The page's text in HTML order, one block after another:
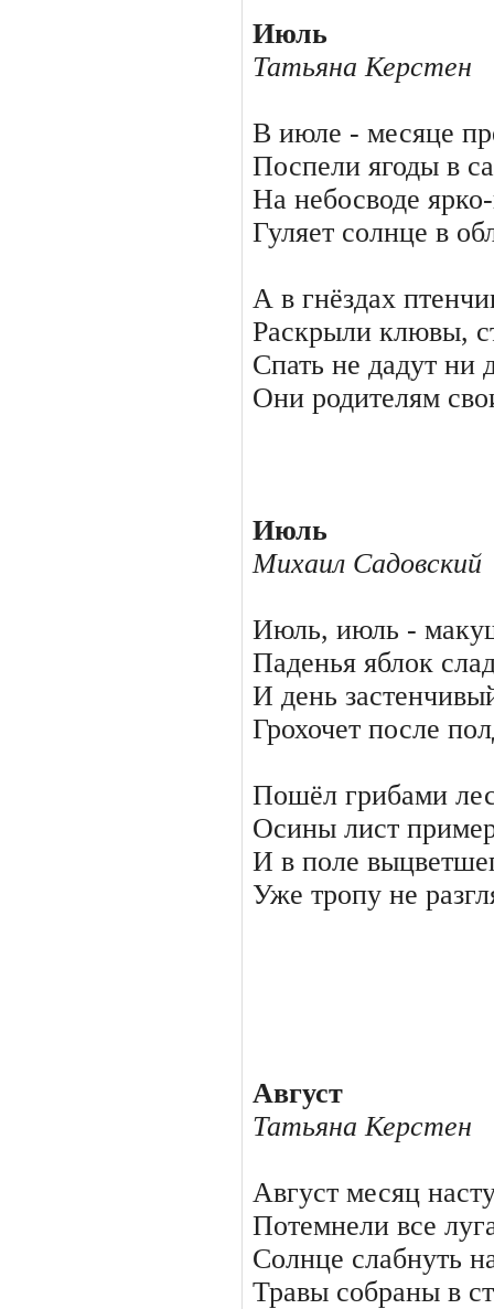
Июль
Татьяна Керстен
В июле - месяце
Поспели ягоды в
На небосводе
Гуляет солнце в
А в гнёздах
Раскрыли клювы,
Спать не дадут ни
Они родителям
Июль
Михаил Садовский
Июль, июль -
Паденья яблок
И день
Грохочет после
Пошёл грибами
Осины лист
И в поле
Уже тропу не
Август
Татьяна Керстен
Август месяц
Потемнели все
Солнце слабнуть
Травы собраны в